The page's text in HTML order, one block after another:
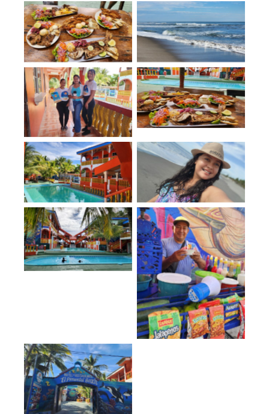
No Caption No Caption
No Caption No Caption
No Caption No Caption
No Caption
No Caption
No Caption